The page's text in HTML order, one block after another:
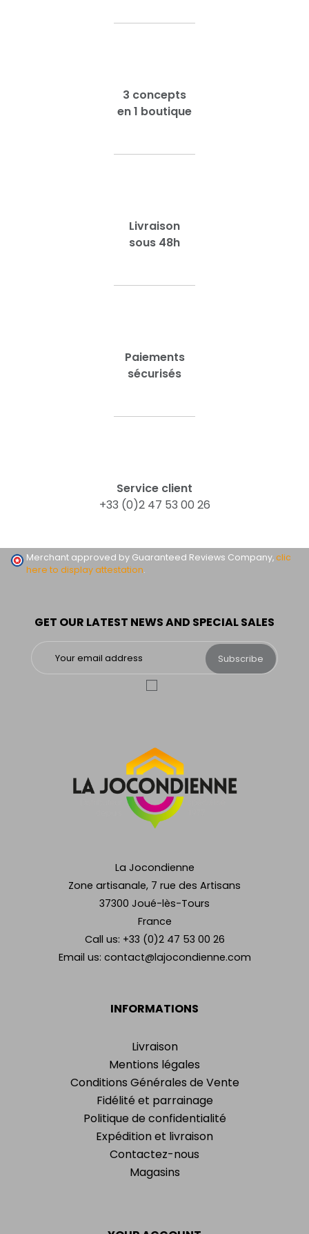
3 concepts
en 1 boutique
Livraison
sous 48h
Paiements
sécurisés
Service client
+33 (0)2 47 53 00 26
INFORMATIONS
Livraison
Mentions légales
Conditions Générales de Vente
Fidélité et parrainage
Politique de confidentialité
Expédition et livraison
Contactez-nous
Magasins
La Jocondienne
Zone artisanale, 7 rue des Artisans
37300 Joué-lès-Tours
France
Call us: +33 (0)2 47 53 00 26
Email us: contact@lajocondienne.com
GET OUR LATEST NEWS AND SPECIAL SALES
Subscribe
Merchant approved by Guaranteed Reviews Company,clic
here to display attestation.